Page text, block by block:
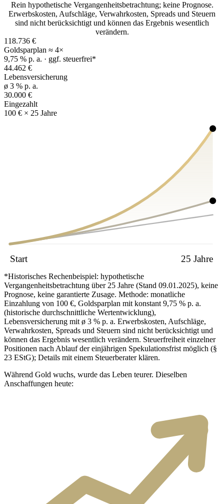
Rein hypothetische Vergangenheitsbetrachtung; keine Prognose.
Erwerbskosten, Aufschläge, Verwahrkosten, Spreads und Steuern
sind nicht berücksichtigt und können das Ergebnis wesentlich
verändern.
118.736 €
Goldsparplan ≈ 4×
9,75 % p. a. · ggf. steuerfrei*
44.462 €
Lebensversicherung
ø 3 % p. a.
30.000 €
Eingezahlt
100 € × 25 Jahre
Start 25 Jahre
*Historisches Rechenbeispiel: hypothetische
Vergangenheitsbetrachtung über 25 Jahre (Stand 09.01.2025), keine
Prognose, keine garantierte Zusage. Methode: monatliche
Einzahlung von 100 €, Goldsparplan mit konstant 9,75 % p. a.
(historische durchschnittliche Wertentwicklung),
Lebensversicherung mit ø 3 % p. a. Erwerbskosten, Aufschläge,
Verwahrkosten, Spreads und Steuern sind nicht berücksichtigt und
können das Ergebnis wesentlich verändern. Steuerfreiheit einzelner
Positionen nach Ablauf der einjährigen Spekulationsfrist möglich (§
23 EStG); Details mit einem Steuerberater klären.
Während Gold wuchs, wurde das Leben teurer. Dieselben
Anschaffungen heute: